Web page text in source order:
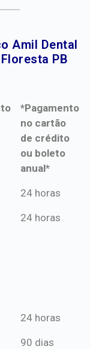
Amil Dental
PB
*Pagamento
no cartão
de crédito
ou boleto
anual*
*Pagamento
de crédito
24 horas
24 horas
24 horas
90 dias